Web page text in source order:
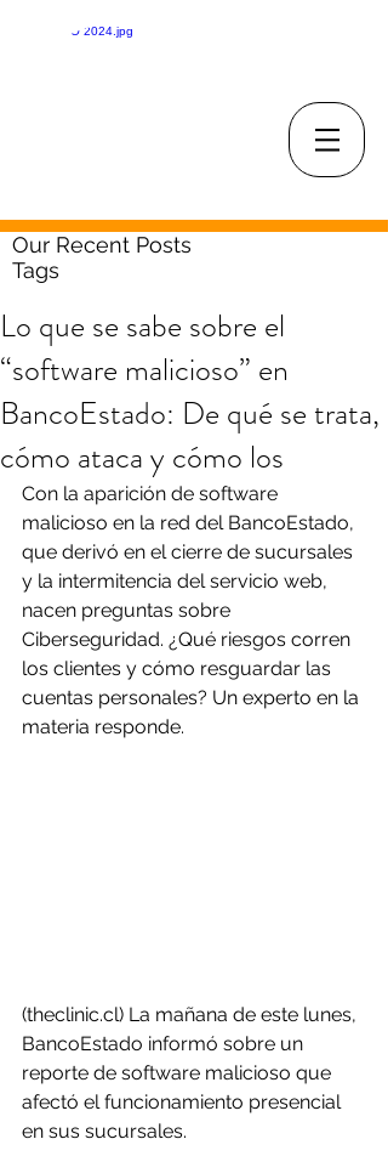
Our Recent Posts
Tags
Lo que se sabe sobre el
“software malicioso” en
BancoEstado: De qué se trata,
cómo ataca y cómo los
Con la aparición de software
malicioso en la red del BancoEstado,
que derivó en el cierre de sucursales
y la intermitencia del servicio web,
nacen preguntas sobre
Ciberseguridad. ¿Qué riesgos corren
los clientes y cómo resguardar las
cuentas personales? Un experto en la
materia responde.
(theclinic.cl) La mañana de este lunes,
BancoEstado informó sobre un
reporte de software malicioso que
afectó el funcionamiento presencial
en sus sucursales.